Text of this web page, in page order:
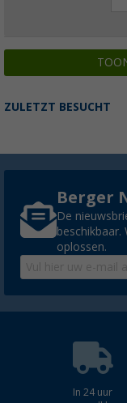
ZULETZT BESUCHT
Berger
De
oplossen.
In 24 uur